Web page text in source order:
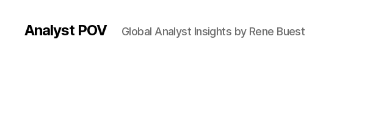
Analyst POV Global Analyst Insights by Rene Buest